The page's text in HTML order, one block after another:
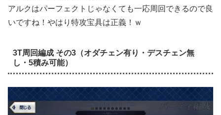
アルクはパーフェクトじゃなくても一応周回できるので良
いですね！やはり特攻宝具は正義！ｗ
3T周回編成 その3（オダチェン有り・デスチェン無
し・5積み可能）